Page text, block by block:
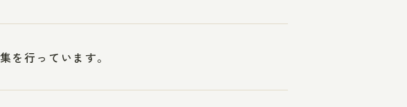
を行っています。